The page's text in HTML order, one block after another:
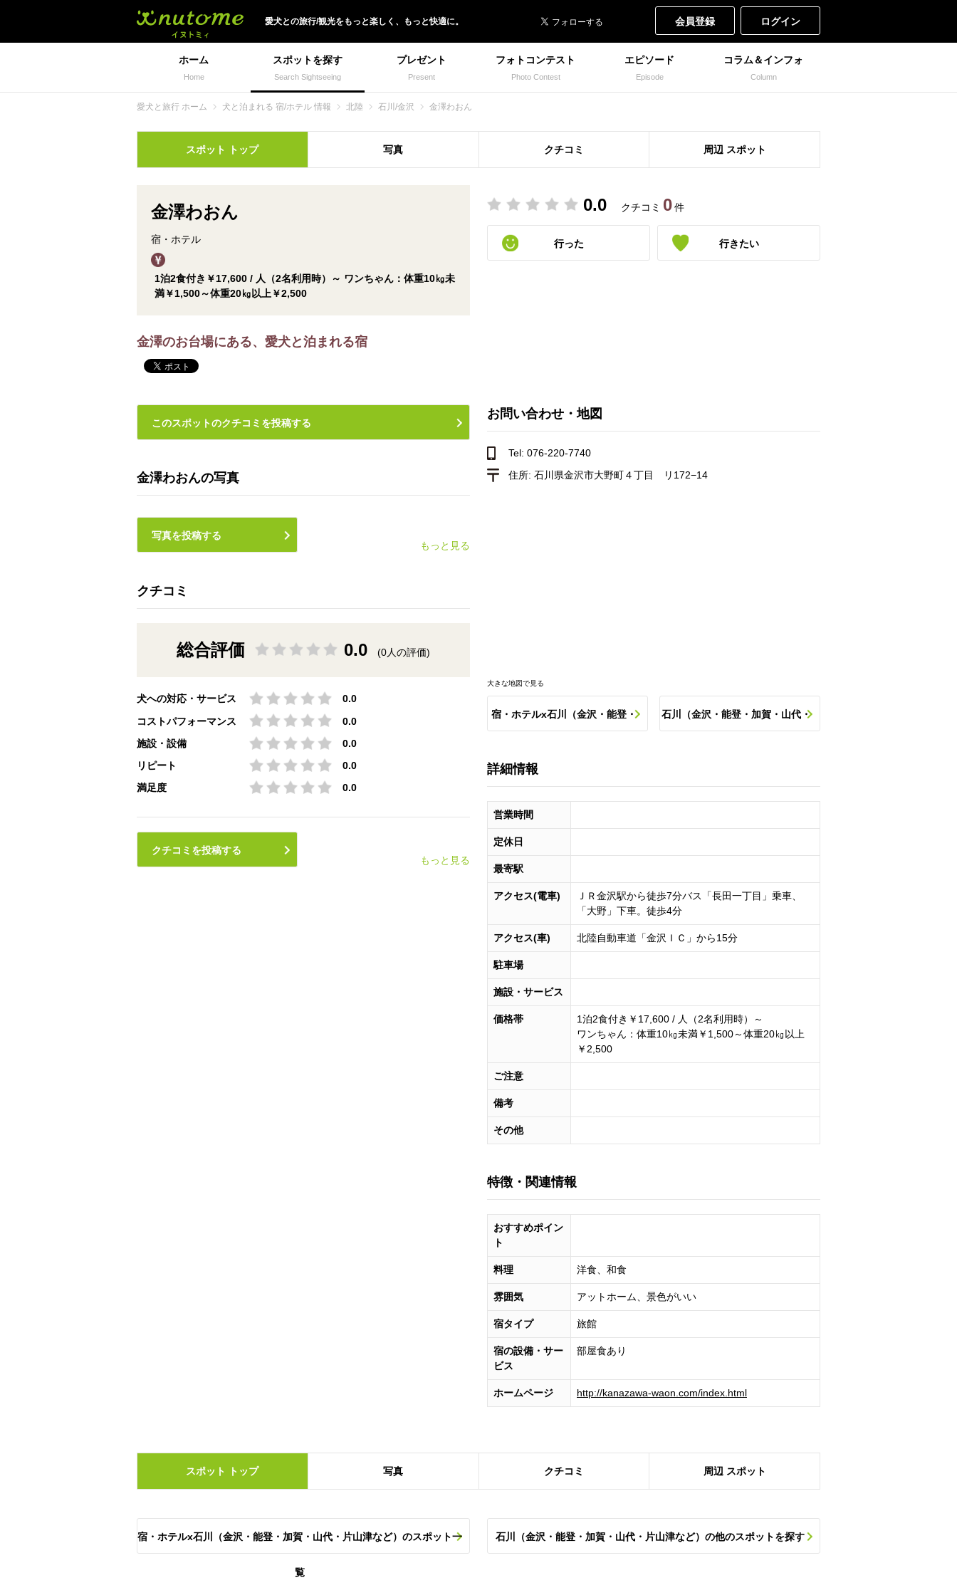
愛犬との旅行/観光をもっと楽しく、 もっと快適に。 会員登録 ログイン
ホーム
Home
スポットを探す
Search Sightseeing
プレゼント
Present
フォトコンテスト
Photo Contest
エピソード
Episode
コラム＆インフォ
Column
愛犬と旅行 ホーム 犬と泊まれる 宿/ホテル 情報 北陸 石川/金沢 金澤わおん
スポット トップ 写真 クチコミ 周辺 スポット
金澤わおん
宿・ホテル
1泊2食付き￥17,600 / 人（2名利用時）～ ワンちゃん：体重10㎏未
満￥1,500～体重20㎏以上￥2,500
0.0 クチコミ 0件
行った 行きたい
金澤のお台場にある、愛犬と泊まれる宿
このスポットのクチコミを投稿する
金澤わおんの写真
もっと見る
写真を投稿する
クチコミ
総合評価 0.0 (0人の評価)
犬への対応・サービス
0.0
コストパフォーマンス
0.0
施設・設備
0.0
リピート
0.0
満足度
0.0
もっと見る
クチコミを投稿する
お問い合わせ・地図
Tel: 076-220-7740
住所: 石川県金沢市大野町４丁目 リ172−14
大きな地図で見る
宿・ホテルx石川（金沢・能登・
ット一覧
石川（金沢・能登・加賀・山代・
す
詳細情報
営業時間
定休日
最寄駅
アクセス(電車)
ＪＲ金沢駅から徒歩7分バス「長田一丁目」乗車、
「大野」下車。徒歩4分
アクセス(車) 北陸自動車道「金沢ＩＣ」から15分
駐車場
施設・サービス
価格帯
1泊2食付き￥17,600 / 人（2名利用時）～
ワンちゃん：体重10㎏未満￥1,500～体重20㎏以上
￥2,500
ご注意
備考
その他
特徴・関連情報
おすすめポイン
ト
料理 洋食、和食
雰囲気 アットホーム、景色がいい
宿タイプ 旅館
宿の設備・サー
ビス
部屋食あり
ホームページ http://kanazawa-waon.com/index.html
スポット トップ 写真 クチコミ 周辺 スポット
宿・ホテルx石川（金沢・能登・加賀・山代・片山津など）のスポット一
覧
石川（金沢・能登・加賀・山代・片山津など）の他のスポットを探す